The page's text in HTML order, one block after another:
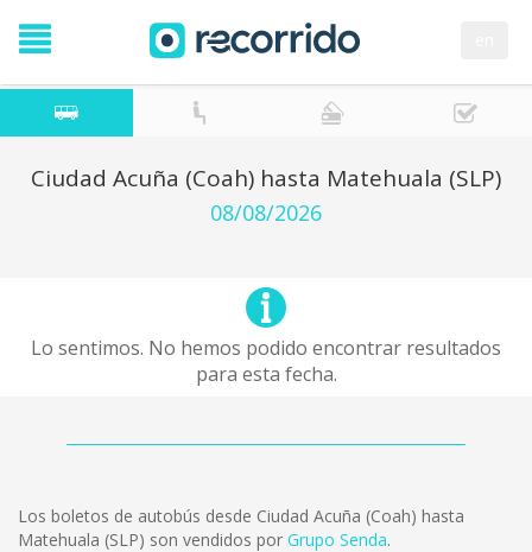
Ciudad Acuña (Coah) hasta Matehuala (SLP)
08/08/2026
Lo sentimos. No hemos podido encontrar resultados
para esta fecha.
Los boletos de autobús desde Ciudad Acuña (Coah) hasta
Matehuala (SLP) son vendidos por Grupo Senda.